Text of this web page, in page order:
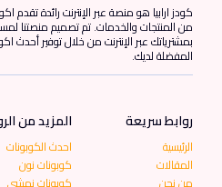
كودز ارابيا هو منصة عبر الإنترنت رائدة
من المنتجات والخدمات. تم تصميم منصتنا
بمشترياتك عبر الإنترنت من خلال توفير أحدث
المفضلة لديك.
روابط سريعة
الرئيسية
المقالات
من نحن
المزيد من
احدث الكوبونات
كوبونات نون
كوبونات نمشي